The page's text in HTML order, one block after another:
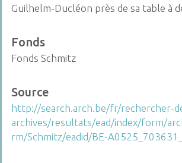
Guilhelm-Ducléon près de sa table à
Fonds
Fonds Schmitz
Source
http://search.arch.be/fr/rechercher-
archives/resultats/ead/index/form/
rm/Schmitz/eadid/BE-